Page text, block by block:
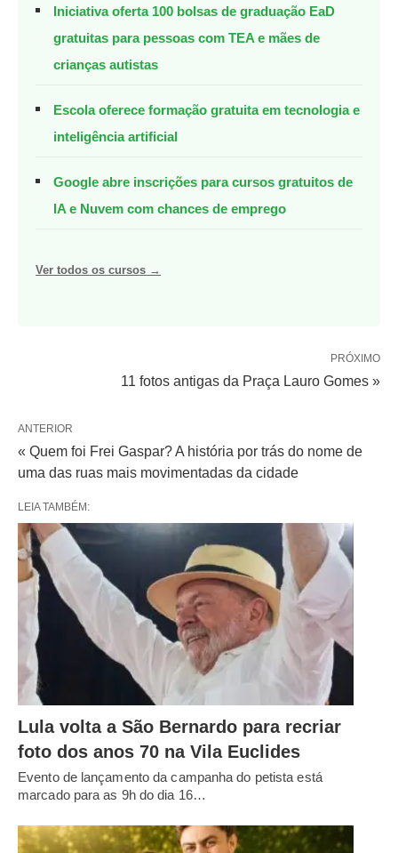
Iniciativa oferta 100 bolsas de graduação EaD
gratuitas para pessoas com TEA e mães de
crianças autistas
Escola oferece formação gratuita em tecnologia e
inteligência artificial
Google abre inscrições para cursos gratuitos de
IA e Nuvem com chances de emprego
Ver todos os cursos →
PRÓXIMO
11 fotos antigas da Praça Lauro Gomes »
ANTERIOR
« Quem foi Frei Gaspar? A história por trás do nome de
uma das ruas mais movimentadas da cidade
LEIA TAMBÉM:
Lula volta a São Bernardo para recriar
foto dos anos 70 na Vila Euclides
Evento de lançamento da campanha do petista está
marcado para as 9h do dia 16…